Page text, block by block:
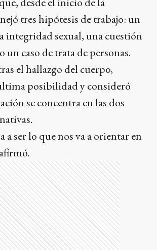
tres hipótesis de trabajo: un
integridad sexual, una cuestión
un caso de trata de personas.
el hallazgo del cuerpo,
posibilidad y consideró
se concentra en las dos
a ser lo que nos va a orientar en